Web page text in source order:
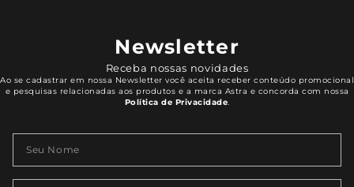
Newsletter
Receba nossas novidades
Ao se cadastrar em nossa Newsletter você aceita receber conteúdo promocional
e pesquisas relacionadas aos produtos e a marca Astra e concorda com nossa
Política de Privacidade.